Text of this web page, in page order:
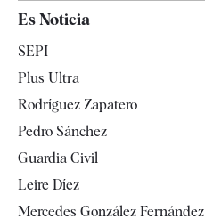
España
Televisión
Es Noticia
SEPI
Plus Ultra
Rodríguez Zapatero
Pedro Sánchez
Guardia Civil
Leire Díez
Mercedes González Fernández